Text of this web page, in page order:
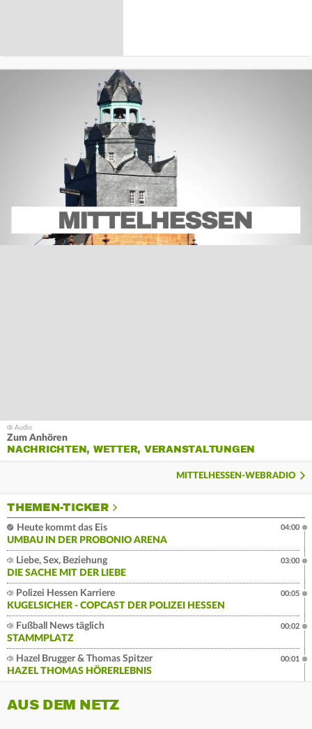
Zum Anhören
NACHRICHTEN, WETTER, VERANSTALTUNGEN
MITTELHESSEN-WEBRADIO
THEMEN-TICKER
Heute kommt das Eis
UMBAU IN DER PROBONIO ARENA
04:00
Liebe, Sex, Beziehung
DIE SACHE MIT DER LIEBE
03:00
Polizei Hessen Karriere
KUGELSICHER - COPCAST DER POLIZEI HESSEN
00:05
Fußball News täglich
STAMMPLATZ
00:02
Hazel Brugger & Thomas Spitzer
HAZEL THOMAS HÖRERLEBNIS
00:01
AUS DEM NETZ